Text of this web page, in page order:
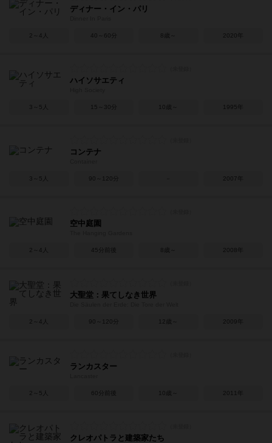
ディナー・イン・パリ
2～4人 40～60分 8歳～ 2020年
ハイソサエティ
3～5人 15～30分 10歳～ 1995年
コンテナ
3～5人 90～120分 2007年
空中庭園
2～4人 45分前後 8歳～ 2008年
大聖堂：果てしなき世界
2～4人 90～120分 12歳～ 2009年
ランカスター
2～5人 60分前後 10歳～ 2011年
クレオパトラと建築家たち